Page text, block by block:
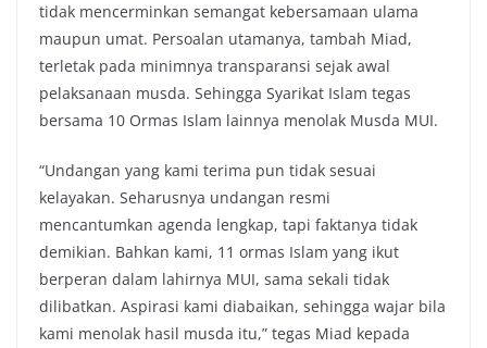
tidak mencerminkan semangat kebersamaan ulama
maupun umat. Persoalan utamanya, tambah Miad,
terletak pada minimnya transparansi sejak awal
pelaksanaan musda. Sehingga Syarikat Islam tegas
bersama 10 Ormas Islam lainnya menolak Musda MUI.
“Undangan yang kami terima pun tidak sesuai
kelayakan. Seharusnya undangan resmi
mencantumkan agenda lengkap, tapi faktanya tidak
demikian. Bahkan kami, 11 ormas Islam yang ikut
berperan dalam lahirnya MUI, sama sekali tidak
dilibatkan. Aspirasi kami diabaikan, sehingga wajar bila
kami menolak hasil musda itu,” tegas Miad kepada